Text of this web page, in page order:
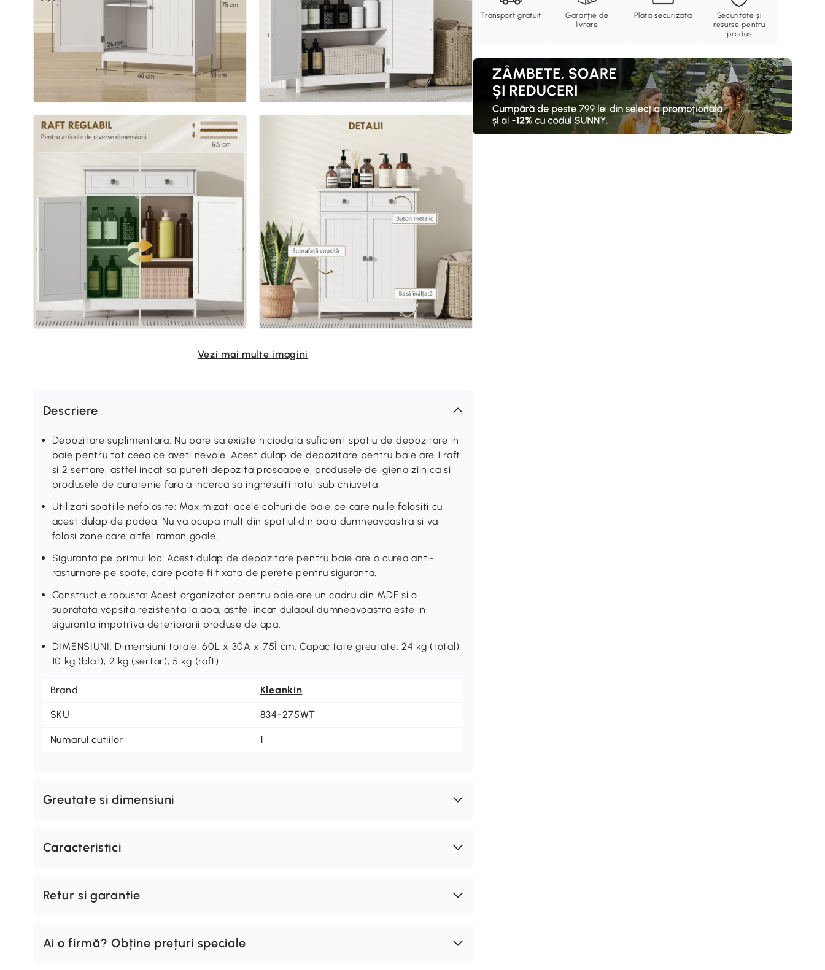
Vezi mai multe imagini
Descriere
Depozitare suplimentara: Nu pare sa existe niciodata suficient spatiu de depozitare in
baie pentru tot ceea ce aveti nevoie. Acest dulap de depozitare pentru baie are 1 raft
si 2 sertare, astfel incat sa puteti depozita prosoapele, produsele de igiena zilnica si
produsele de curatenie fara a incerca sa inghesuiti totul sub chiuveta.
Utilizati spatiile nefolosite: Maximizati acele colturi de baie pe care nu le folositi cu
acest dulap de podea. Nu va ocupa mult din spatiul din baia dumneavoastra si va
folosi zone care altfel raman goale.
Siguranta pe primul loc: Acest dulap de depozitare pentru baie are o curea anti-
rasturnare pe spate, care poate fi fixata de perete pentru siguranta.
Constructie robusta: Acest organizator pentru baie are un cadru din MDF si o
suprafata vopsita rezistenta la apa, astfel incat dulapul dumneavoastra este in
siguranta impotriva deteriorarii produse de apa.
DIMENSIUNI: Dimensiuni totale: 60L x 30A x 75Î cm. Capacitate greutate: 24 kg (total),
10 kg (blat), 2 kg (sertar), 5 kg (raft)
Brand Kleankin
SKU 834-275WT
Numarul cutiilor 1
Greutate si dimensiuni
Caracteristici
Retur si garantie
Ai o firmă? Obține prețuri speciale
Transport gratuit
Garanție de
livrare
Plata securizata
Securitate și
resurse pentru
produs